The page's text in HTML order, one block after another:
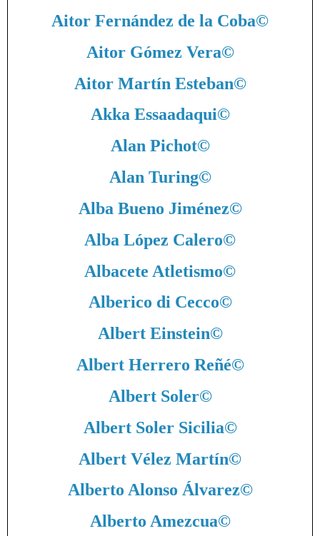
Aitor Fernández de la Coba©
Aitor Gómez Vera©
Aitor Martín Esteban©
Akka Essaadaqui©
Alan Pichot©
Alan Turing©
Alba Bueno Jiménez©
Alba López Calero©
Albacete Atletismo©
Alberico di Cecco©
Albert Einstein©
Albert Herrero Reñé©
Albert Soler©
Albert Soler Sicilia©
Albert Vélez Martín©
Alberto Alonso Álvarez©
Alberto Amezcua©